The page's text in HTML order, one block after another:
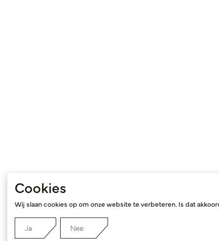
Cookies
Wij slaan cookies op om onze website te verbeteren. Is dat
Ja Nee